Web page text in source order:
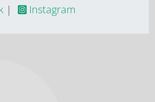
| Instagram